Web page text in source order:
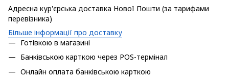
Адресна кур'єрська доставка Нової Пошти (за тарифами
перевізника)
Більше інформації про доставку
Готівкою в магазині
Банківською карткою через POS-термінал
Онлайн оплата банківською карткою